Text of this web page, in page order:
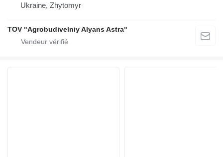
Ukraine, Zhytomyr
TOV "Agrobudivelniy Alyans Astra"